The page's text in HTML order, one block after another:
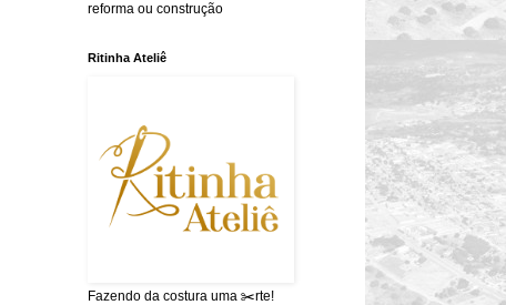
reforma ou construção
Ritinha Ateliê
Fazendo da costura uma ✂️rte!